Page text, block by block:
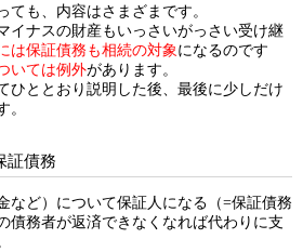
ても、内容はさまざまです。
イナスの財産もいっさいがっさい受け継
は保証債務も相続の対象になるのです
いては例外があります。
ひととおり説明した後、最後に少しだけ
。
証債務
など）について保証人になる（=保証債務
債務者が返済できなくなれば代わりに支